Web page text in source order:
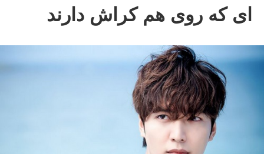
ای که روی هم کراش دارند